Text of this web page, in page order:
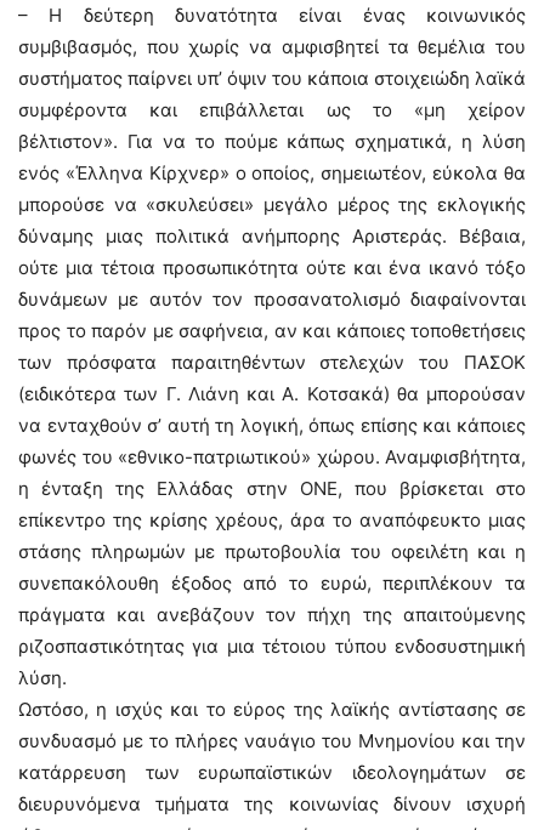
– Η δεύτερη δυνατότητα είναι ένας κοινωνικός
συμβιβασμός, που χωρίς να αμφισβητεί τα θεμέλια του
συστήματος παίρνει υπ’ όψιν του κάποια στοιχειώδη λαϊκά
συμφέροντα και επιβάλλεται ως το «μη χείρον
βέλτιστον». Για να το πούμε κάπως σχηματικά, η λύση
ενός «Έλληνα Κίρχνερ» ο οποίος, σημειωτέον, εύκολα θα
μπορούσε να «σκυλεύσει» μεγάλο μέρος της εκλογικής
δύναμης μιας πολιτικά ανήμπορης Αριστεράς. Βέβαια,
ούτε μια τέτοια προσωπικότητα ούτε και ένα ικανό τόξο
δυνάμεων με αυτόν τον προσανατολισμό διαφαίνονται
προς το παρόν με σαφήνεια, αν και κάποιες τοποθετήσεις
των πρόσφατα παραιτηθέντων στελεχών του ΠΑΣΟΚ
(ειδικότερα των Γ. Λιάνη και Α. Κοτσακά) θα μπορούσαν
να ενταχθούν σ’ αυτή τη λογική, όπως επίσης και κάποιες
φωνές του «εθνικο-πατριωτικού» χώρου. Αναμφισβήτητα,
η ένταξη της Ελλάδας στην ΟΝΕ, που βρίσκεται στο
επίκεντρο της κρίσης χρέους, άρα το αναπόφευκτο μιας
στάσης πληρωμών με πρωτοβουλία του οφειλέτη και η
συνεπακόλουθη έξοδος από το ευρώ, περιπλέκουν τα
πράγματα και ανεβάζουν τον πήχη της απαιτούμενης
ριζοσπαστικότητας για μια τέτοιου τύπου ενδοσυστημική
λύση.
Ωστόσο, η ισχύς και το εύρος της λαϊκής αντίστασης σε
συνδυασμό με το πλήρες ναυάγιο του Μνημονίου και την
κατάρρευση των ευρωπαϊστικών ιδεολογημάτων σε
διευρυνόμενα τμήματα της κοινωνίας δίνουν ισχυρή